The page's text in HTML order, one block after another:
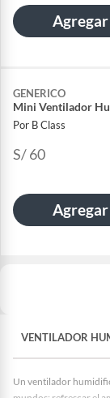
Agregar
GENERICO
Mini Ventilador
Por B Class
S/ 60
Agregar
VENTILADOR
Un ventilador